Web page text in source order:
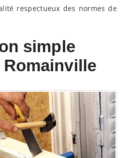
respectueux des normes de
simple